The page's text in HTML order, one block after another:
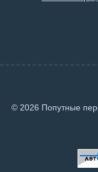
© 2026 Попутные